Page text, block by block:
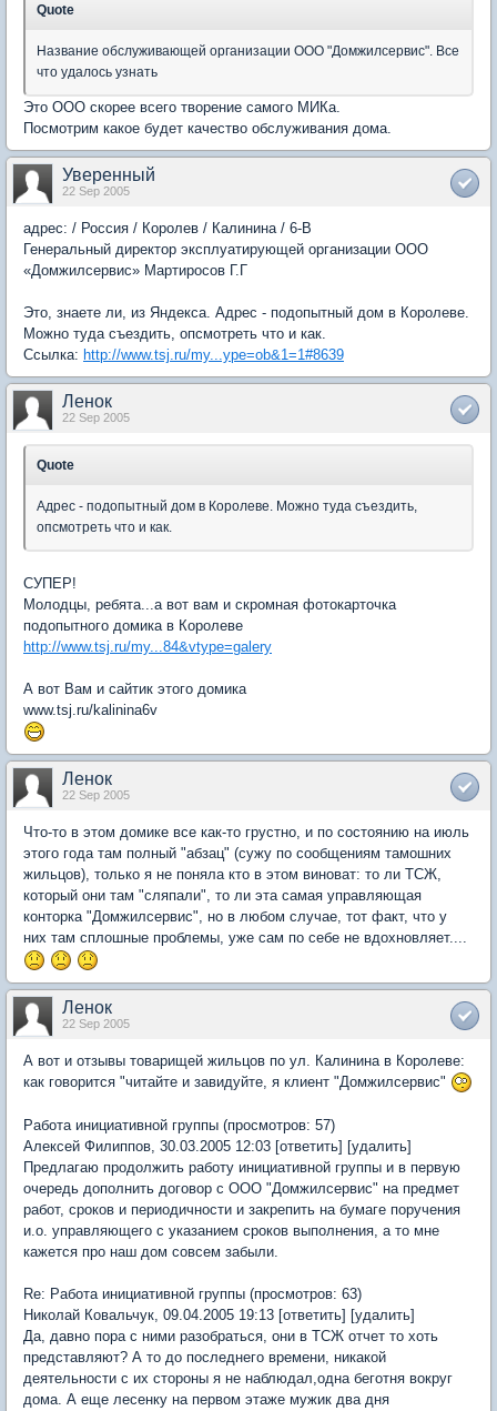
Quote
Название обслуживающей организации ООО "Домжилсервис". Все
что удалось узнать
Это ООО скорее всего творение самого МИКа.
Посмотрим какое будет качество обслуживания дома.
Уверенный
22 Sep 2005
адрес: / Россия / Королев / Калинина / 6-В
Генеральный директор эксплуатирующей организации ООО
«Домжилсервис» Мартиросов Г.Г
Это, знаете ли, из Яндекса. Адрес - подопытный дом в Королеве.
Можно туда съездить, опсмотреть что и как.
Ссылка: http://www.tsj.ru/my...ype=ob&1=1#8639
Ленок
22 Sep 2005
Quote
Адрес - подопытный дом в Королеве. Можно туда съездить,
опсмотреть что и как.
СУПЕР!
Молодцы, ребята...а вот вам и скромная фотокарточка
подопытного домика в Королеве
http://www.tsj.ru/my...84&vtype=galery
А вот Вам и сайтик этого домика
www.tsj.ru/kalinina6v
Ленок
22 Sep 2005
Что-то в этом домике все как-то грустно, и по состоянию на июль
этого года там полный "абзац" (сужу по сообщениям тамошних
жильцов), только я не поняла кто в этом виноват: то ли ТСЖ,
который они там "сляпали", то ли эта самая управляющая
конторка "Домжилсервис", но в любом случае, тот факт, что у
них там сплошные проблемы, уже сам по себе не вдохновляет....
Ленок
22 Sep 2005
А вот и отзывы товарищей жильцов по ул. Калинина в Королеве:
как говорится "читайте и завидуйте, я клиент "Домжилсервис"
Работа инициативной группы (просмотров: 57)
Алексей Филиппов, 30.03.2005 12:03 [ответить] [удалить]
Предлагаю продолжить работу инициативной группы и в первую
очередь дополнить договор с ООО "Домжилсервис" на предмет
работ, сроков и периодичности и закрепить на бумаге поручения
и.о. управляющего с указанием сроков выполнения, а то мне
кажется про наш дом совсем забыли.
Re: Работа инициативной группы (просмотров: 63)
Николай Ковальчук, 09.04.2005 19:13 [ответить] [удалить]
Да, давно пора с ними разобраться, они в ТСЖ отчет то хоть
представляют? А то до последнего времени, никакой
деятельности с их стороны я не наблюдал,одна беготня вокруг
дома. А еще лесенку на первом этаже мужик два дня